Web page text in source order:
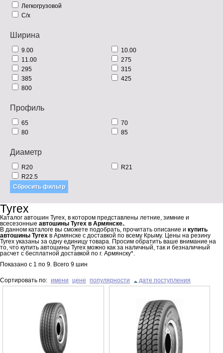
Легкогрузовой
С/х
Ширина
9.00
10.00
11.00
275
295
315
385
425
800
Профиль
65
70
80
85
Диаметр
R20
R21
R22.5
Tyrex
Каталог автошин Tyrex, в котором представлены летние, зимние и
всесезонные автошины Tyrex в Армянске.
В данном каталоге вы сможете подобрать, прочитать описание и купить
автошины Tyrex в Армянске с доставкой по всему Крыму. Цены на резину
Tyrex указаны за одну единицу товара. Просим обратить ваше внимание на
то, что купить автошины Tyrex можно как за наличный, так и безналичный
расчет с бесплатной доставкой по г. Армянску*.
Показано с 1 по 9 . Всего 9 шин
Сортировать по: имени цене популярности дате поступления